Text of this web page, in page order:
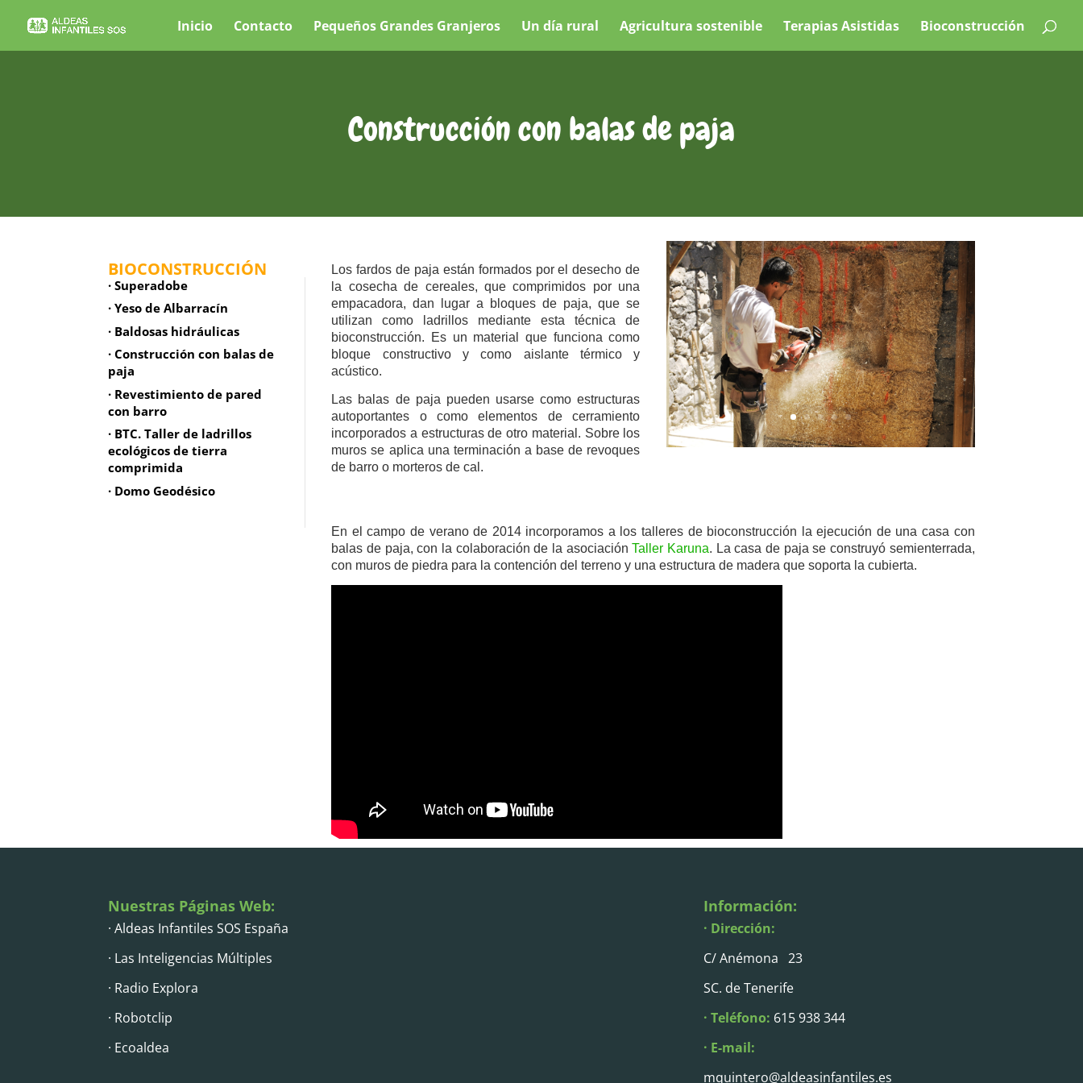
Inicio Contacto Pequeños Grandes Granjeros Un día rural Agricultura sostenible Terapias Asistidas Bioconstrucción
Construcción con balas de paja
BIOCONSTRUCCIÓN
· Superadobe
· Yeso de Albarracín
· Baldosas hidráulicas
· Construcción con balas de
paja
· Revestimiento de pared
con barro
· BTC. Taller de ladrillos
ecológicos de tierra
comprimida
· Domo Geodésico
Los fardos de paja están formados por el desecho de
la cosecha de cereales, que comprimidos por una
empacadora, dan lugar a bloques de paja, que se
utilizan como ladrillos mediante esta técnica de
bioconstrucción. Es un material que funciona como
bloque constructivo y como aislante térmico y
acústico.
Las balas de paja pueden usarse como estructuras
autoportantes o como elementos de cerramiento
incorporados a estructuras de otro material. Sobre los
muros se aplica una terminación a base de revoques
de barro o morteros de cal.
En el campo de verano de 2014 incorporamos a los talleres de bioconstrucción la ejecución de una casa con
balas de paja, con la colaboración de la asociaciónTaller Karuna. La casa de paja se construyó semienterrada,
con muros de piedra para la contención del terreno y una estructura de madera que soporta la cubierta.
Nuestras Páginas Web:
· Aldeas Infantiles SOS España
· Las Inteligencias Múltiples
· Radio Explora
· Robotclip
· Ecoaldea
Información:
· Dirección:
C/ Anémona 23
SC. de Tenerife
· Teléfono: 615 938 344
· E-mail:
mquintero@aldeasinfantiles.es